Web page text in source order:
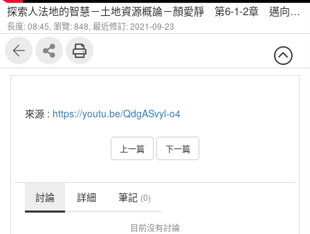
探索人法地的智慧－土地資源概論－顏愛靜 第6-1-2章 邁向環境永續的土地資源利用 經濟財、資源與經濟體系(二)
長度: 08:45, 瀏覽: 848, 最近修訂: 2021-09-23
來源 : https://youtu.be/QdgASvyl-o4
上一篇 下一篇
討論 詳細 筆記 (0)
目前沒有討論